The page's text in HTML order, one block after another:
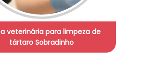
veterinária para limpeza de
tártaro Sobradinho